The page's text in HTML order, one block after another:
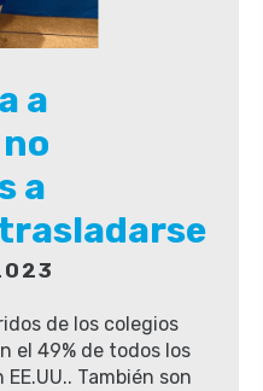
a
a
de los colegios
el 49% de todos los
También son